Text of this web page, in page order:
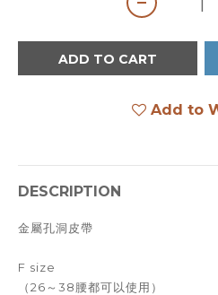
ADD TO CART
Add to
DESCRIPTION
金屬孔洞皮帶
F size
（26～38腰都可以使用）